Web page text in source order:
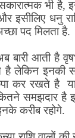
भी है,
इसीलिए धनु
पद मिलता है.
बारी आती है
है लेकिन इनकी
कर रखते है
समझदार है
करीब रहोगे.